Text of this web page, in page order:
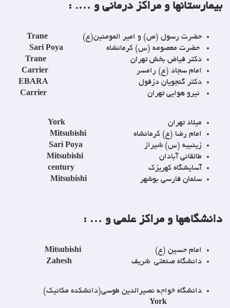
و مراکز درمانی و …. :
حضرت رسول (ص) و امیر المومنین(ع)
Trane
حضرت معصومه (س) کرمانشاه
Sari Poya
دکتر فیاض بخش تهران
امام سجاد (ع) رامسر
دکتر گنجویان دزفول
EBARA
نیرو هوایی تهران
Carrier
میلاد تهران
امام رضا (ع) کرمانشاه
Mitsubishi
زینبیه (س) شیراز
طالقانی آبادان
آسایشگاه کهریزک
century
سلمان فارسی بوشهر
Mitsubishi
و مراکز علمی و … :
امام حسین (ع)
دانشگاه صنعتی شریف
دانشگاه خواجه نصیرالدین طوسی(دانشکده مکانیک)